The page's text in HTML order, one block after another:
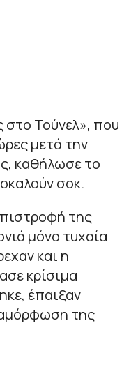
στο Τούνελ», που
μετά την
καθήλωσε το
σοκ.
της
μόνο τυχαία
και η
κρίσιμα
έπαιξαν
της